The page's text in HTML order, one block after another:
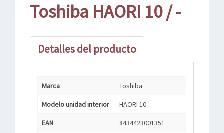
Toshiba HAORI 10 / -
Detalles del producto
Marca Toshiba
Modelo unidad interior HAORI 10
EAN 8434423001351